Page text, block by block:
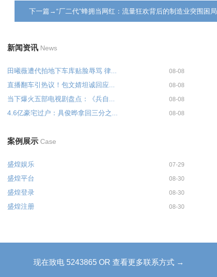
下一篇→“厂二代”蜂拥当网红：流量狂欢背后的制造业突围困局
新闻资讯 News
田曦薇遭代拍地下车库贴脸辱骂 律... 08-08
直播翻车引热议！包文婧坦诚回应... 08-08
当下爆火五部电视剧盘点：《兵自... 08-08
4.6亿豪宅过户：具俊晔拿回三分之... 08-08
案例展示 Case
盛煌娱乐 07-29
盛煌平台 08-30
盛煌登录 08-30
盛煌注册 08-30
现在致电 5243865 OR 查看更多联系方式 →